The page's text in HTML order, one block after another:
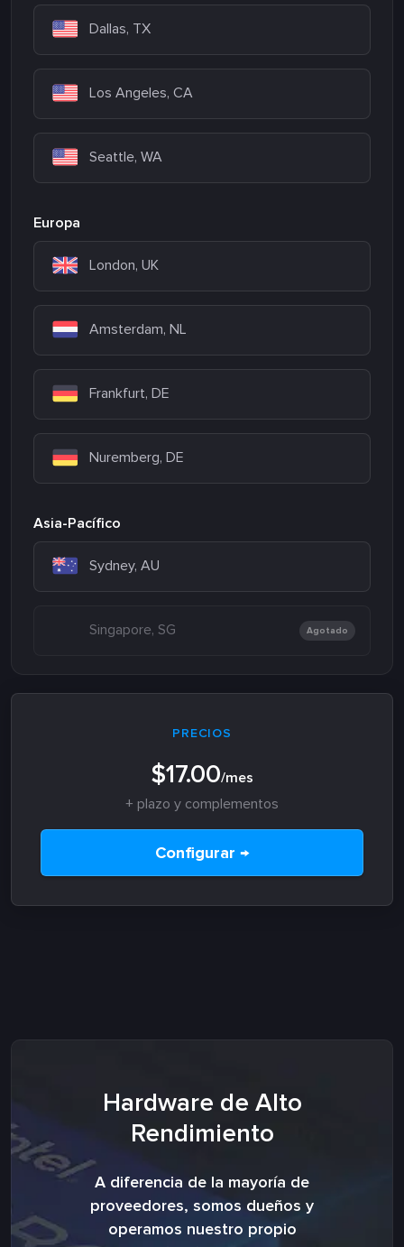
Dallas, TX
Los Angeles, CA
Seattle, WA
Europa
London, UK
Amsterdam, NL
Frankfurt, DE
Nuremberg, DE
Asia-Pacífico
Sydney, AU
Singapore, SG Agotado
PRECIOS
$17.00/mes
+ plazo y complementos
Configurar →
Hardware de Alto
Rendimiento
A diferencia de la mayoría de
proveedores, somos dueños y
operamos nuestro propio